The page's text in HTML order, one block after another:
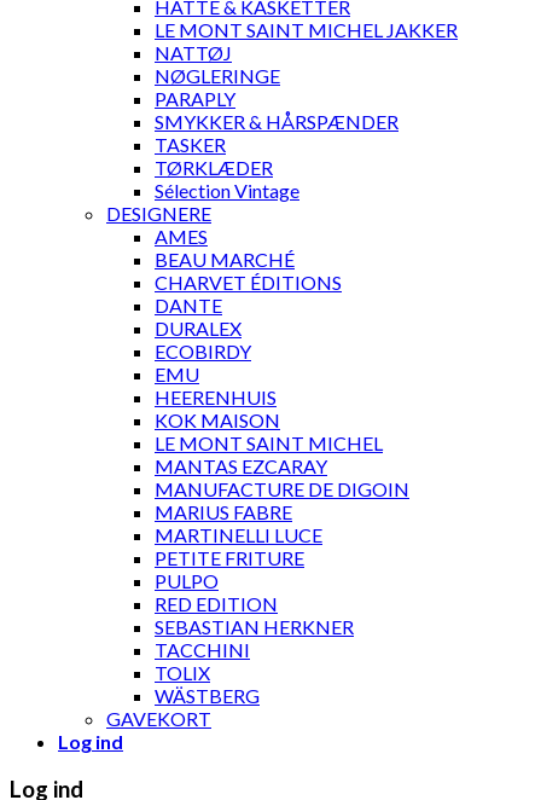
HATTE & KASKETTER
LE MONT SAINT MICHEL JAKKER
NATTØJ
NØGLERINGE
PARAPLY
SMYKKER & HÅRSPÆNDER
TASKER
TØRKLÆDER
Sélection Vintage
DESIGNERE
AMES
BEAU MARCHÉ
CHARVET ÉDITIONS
DANTE
DURALEX
ECOBIRDY
EMU
HEERENHUIS
KOK MAISON
LE MONT SAINT MICHEL
MANTAS EZCARAY
MANUFACTURE DE DIGOIN
MARIUS FABRE
MARTINELLI LUCE
PETITE FRITURE
PULPO
RED EDITION
SEBASTIAN HERKNER
TACCHINI
TOLIX
WÄSTBERG
GAVEKORT
Log ind
Log ind